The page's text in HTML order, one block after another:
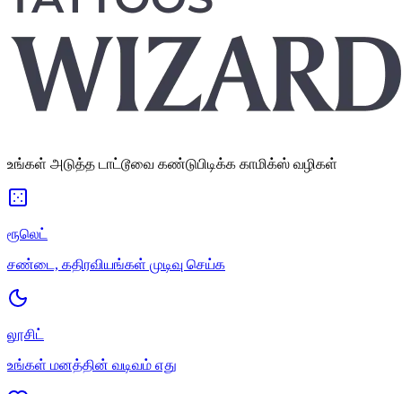
உங்கள் அடுத்த டாட்டூவை கண்டுபிடிக்க காமிக்ஸ் வழிகள்
ரூலெட்
சண்டை, கதிரவியங்கள் முடிவு செய்க
லூசிட்
உங்கள் மனத்தின் வடிவம் எது